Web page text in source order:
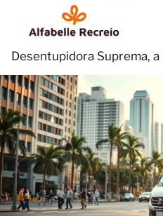
Desentupidora Suprema,